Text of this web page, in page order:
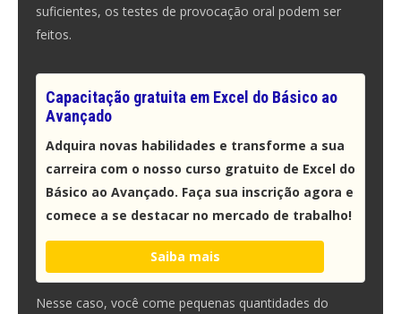
suficientes, os testes de provocação oral podem ser
feitos.
Capacitação gratuita em Excel do Básico ao
Avançado
Adquira novas habilidades e transforme a sua
carreira com o nosso curso gratuito de Excel do
Básico ao Avançado. Faça sua inscrição agora e
comece a se destacar no mercado de trabalho!
Saiba mais
Nesse caso, você come pequenas quantidades do